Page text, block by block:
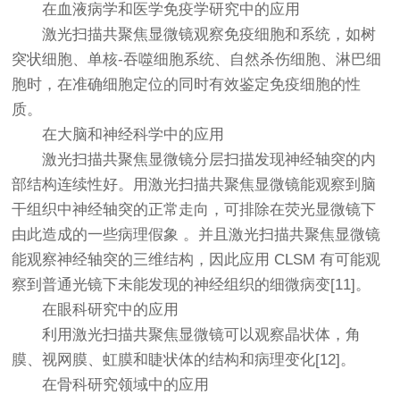
在血液病学和医学免疫学研究中的应用
激光扫描共聚焦显微镜观察免疫细胞和系统，如树
突状细胞、单核-吞噬细胞系统、自然杀伤细胞、淋巴细
胞时，在准确细胞定位的同时有效鉴定免疫细胞的性
质。
在大脑和神经科学中的应用
激光扫描共聚焦显微镜分层扫描发现神经轴突的内
部结构连续性好。用激光扫描共聚焦显微镜能观察到脑
干组织中神经轴突的正常走向，可排除在荧光显微镜下
由此造成的一些病理假象 。并且激光扫描共聚焦显微镜
能观察神经轴突的三维结构，因此应用 CLSM 有可能观
察到普通光镜下未能发现的神经组织的细微病变[11]。
在眼科研究中的应用
利用激光扫描共聚焦显微镜可以观察晶状体，角
膜、视网膜、虹膜和睫状体的结构和病理变化[12]。
在骨科研究领域中的应用